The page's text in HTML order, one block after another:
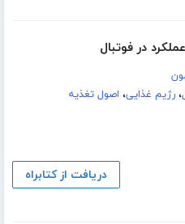
در فوتبال
،رژیم غذایی، اصول تغذیه
دریافت از کتابراه